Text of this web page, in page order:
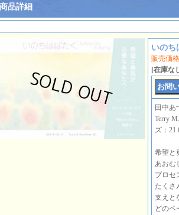
商品詳細
いのち
販売価格
[在庫な
田中あ
Terry
ズ：
希望と
あおむ
プロセ
たくさ
支えと
どの